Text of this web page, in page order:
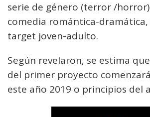
serie de género (terror /
comedia romántica-
target joven-adulto.
Según revelaron, se estima
del primer proyecto
este año 2019 o principios del